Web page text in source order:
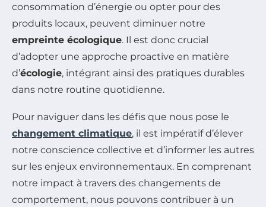
consommation d’énergie ou opter pour des
produits locaux, peuvent diminuer notre
empreinte écologique. Il est donc crucial
d’adopter une approche proactive en matière
d’écologie, intégrant ainsi des pratiques durables
dans notre routine quotidienne.
Pour naviguer dans les défis que nous pose le
changement climatique, il est impératif d’élever
notre conscience collective et d’informer les autres
sur les enjeux environnementaux. En comprenant
notre impact à travers des changements de
comportement, nous pouvons contribuer à un